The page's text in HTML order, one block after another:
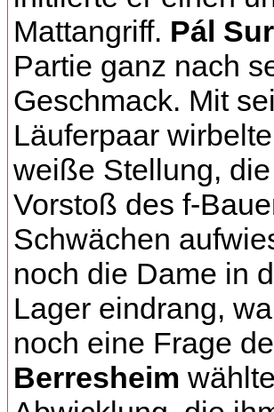
Mattangriff. Pál
Partie ganz nach
Geschmack. Mit
Läuferpaar
weiße Stellung,
Vorstoß des f-
Schwächen
noch die Dame in
Lager eindrang,
noch eine Frage
Berresheim